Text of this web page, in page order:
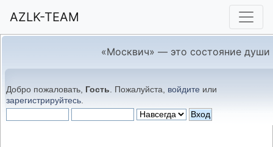
AZLK-TEAM
«Москвич» — это состояние души
Добро пожаловать, Гость . Пожалуйста, войдите или
зарегистрируйтесь